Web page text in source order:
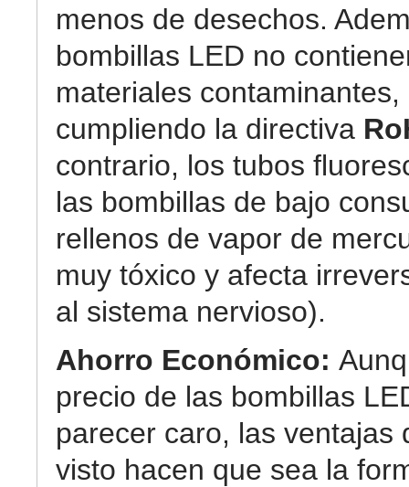
menos de desechos.
bombillas LED no
materiales contaminantes,
cumpliendo la directiva
contrario, los tubos
las bombillas de bajo
rellenos de vapor de
muy tóxico y afecta
al sistema nervioso).
Ahorro Económico:
precio de las bombillas
parecer caro, las ventajas
visto hacen que sea la